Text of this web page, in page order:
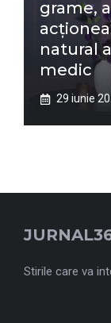
grame,
natural
medic
29 iunie
Stirile care va